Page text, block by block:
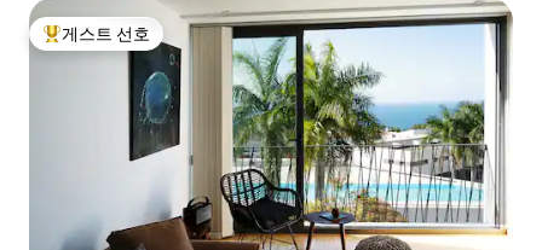
상위 게스트 선호
게스트 선호